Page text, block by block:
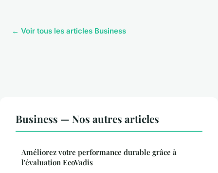
← Voir tous les articles Business
Business — Nos autres articles
Améliorez votre performance durable grâce à
l'évaluation EcoVadis